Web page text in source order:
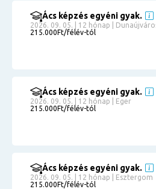
Ács képzés egyéni gyak.
2026. 09. 05. | 12 hónap |
215.000Ft/félév-tól
Ács képzés egyéni gyak.
2026. 09. 05. | 12 hónap | Eger
215.000Ft/félév-tól
Ács képzés egyéni gyak.
2026. 09. 05. | 12 hónap | Esztergom
215.000Ft/félév-tól